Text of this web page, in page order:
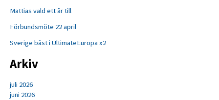
Mattias vald ett år till
Förbundsmöte 22 april
Sverige bäst i UltimateEuropa x2
Arkiv
juli 2026
juni 2026